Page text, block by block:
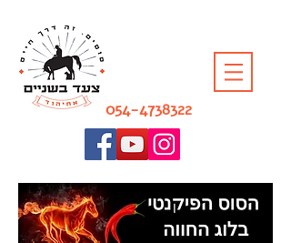
054-4738322